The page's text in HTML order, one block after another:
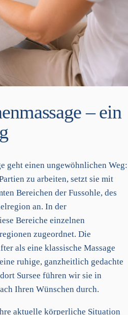
– ein
geht einen ungewöhnlichen Weg:
zu arbeiten, setzt sie mit
Bereichen der Fussohle, des
an. In der
Bereiche einzelnen
zugeordnet. Die
als eine klassische Massage
ruhige, ganzheitlich gedachte
Sursee führen wir sie in
Ihren Wünschen durch.
aktuelle körperliche Situation